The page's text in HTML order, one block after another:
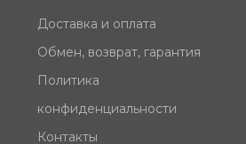
Доставка и оплата
Обмен, возврат, гарантия
Политика
конфиденциальности
Контакты